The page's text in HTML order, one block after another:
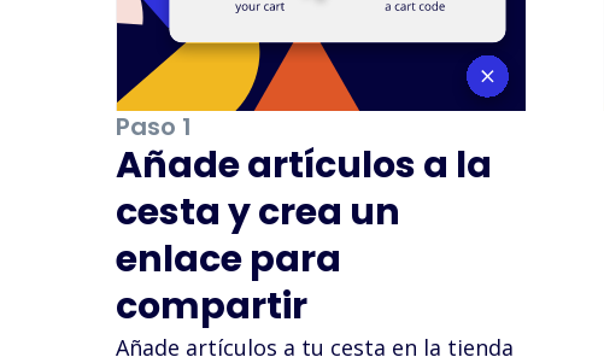
Paso 1
Añade artículos a la
cesta y crea un
enlace para
compartir
Añade artículos a tu cesta en la tienda